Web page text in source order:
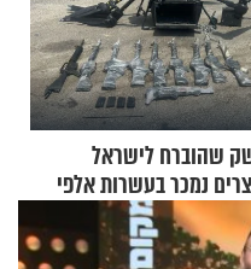
שהוברח לישראל
נמכר בעשרות אלפי